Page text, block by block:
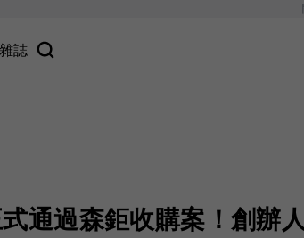
雜誌
通過森鉅收購案！創辦